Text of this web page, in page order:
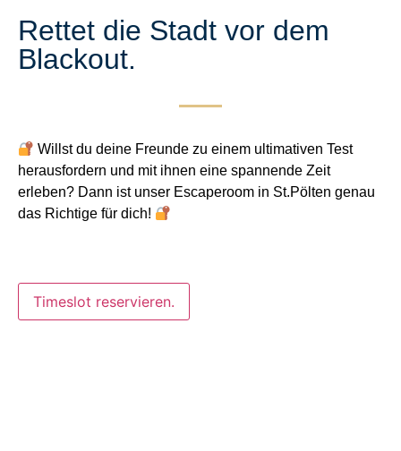
Rettet die Stadt vor dem
Blackout.
Willst du deine Freunde zu einem ultimativen Test
herausfordern und mit ihnen eine spannende Zeit
erleben? Dann ist unser Escaperoom in St.Pölten genau
das Richtige für dich!
Timeslot reservieren.